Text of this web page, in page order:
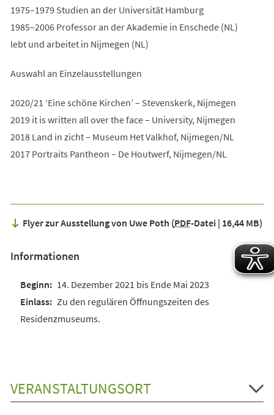
1975–1979 Studien an der Universität Hamburg
1985–2006 Professor an der Akademie in Enschede (NL)
lebt und arbeitet in Nijmegen (NL)
Auswahl an Einzelausstellungen
2020/21 ‘Eine schöne Kirchen’ – Stevenskerk, Nijmegen
2019 it is written all over the face – University, Nijmegen
2018 Land in zicht – Museum Het Valkhof, Nijmegen/NL
2017 Portraits Pantheon – De Houtwerf, Nijmegen/NL
Flyer zur Ausstellung von Uwe Poth PDF-Datei 16,44 MB
Informationen
14. Dezember 2021 bis Ende Mai 2023
Zu den regulären Öffnungszeiten des
Residenzmuseums.
VERANSTALTUNGSORT